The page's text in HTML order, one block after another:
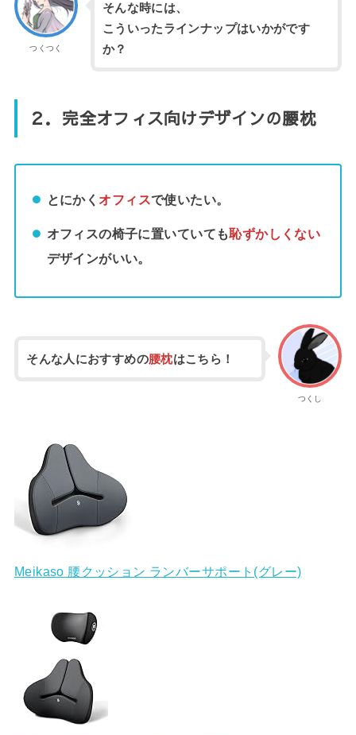
つくつく
そんな時には、
こういったラインナップはいかがです
か？
２．完全オフィス向けデザインの腰枕
とにかく オフィスで使いたい。
オフィスの椅子に置いていても恥ずかしくない
デザインがいい。
つくし
そんな人におすすめの腰枕はこちら！
Meikaso 腰クッション ランバーサポート(グレー)